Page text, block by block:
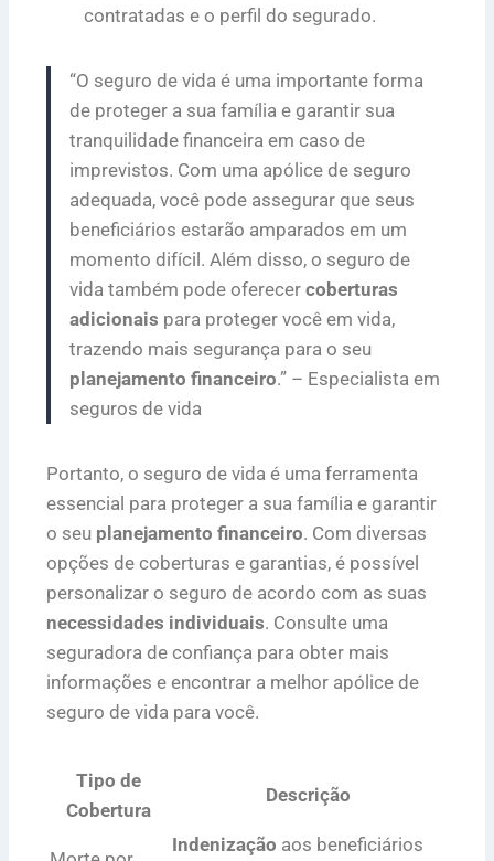
contratadas e o perfil do segurado.
“O seguro de vida é uma importante forma
de proteger a sua família e garantir sua
tranquilidade financeira em caso de
imprevistos. Com uma apólice de seguro
adequada, você pode assegurar que seus
beneficiários estarão amparados em um
momento difícil. Além disso, o seguro de
vida também pode oferecer coberturas
adicionais para proteger você em vida,
trazendo mais segurança para o seu
planejamento financeiro.” – Especialista em
seguros de vida
Portanto, o seguro de vida é uma ferramenta
essencial para proteger a sua família e garantir
o seu planejamento financeiro. Com diversas
opções de coberturas e garantias, é possível
personalizar o seguro de acordo com as suas
necessidades individuais. Consulte uma
seguradora de confiança para obter mais
informações e encontrar a melhor apólice de
seguro de vida para você.
Tipo de
Cobertura
Descrição
Indenização aos beneficiários